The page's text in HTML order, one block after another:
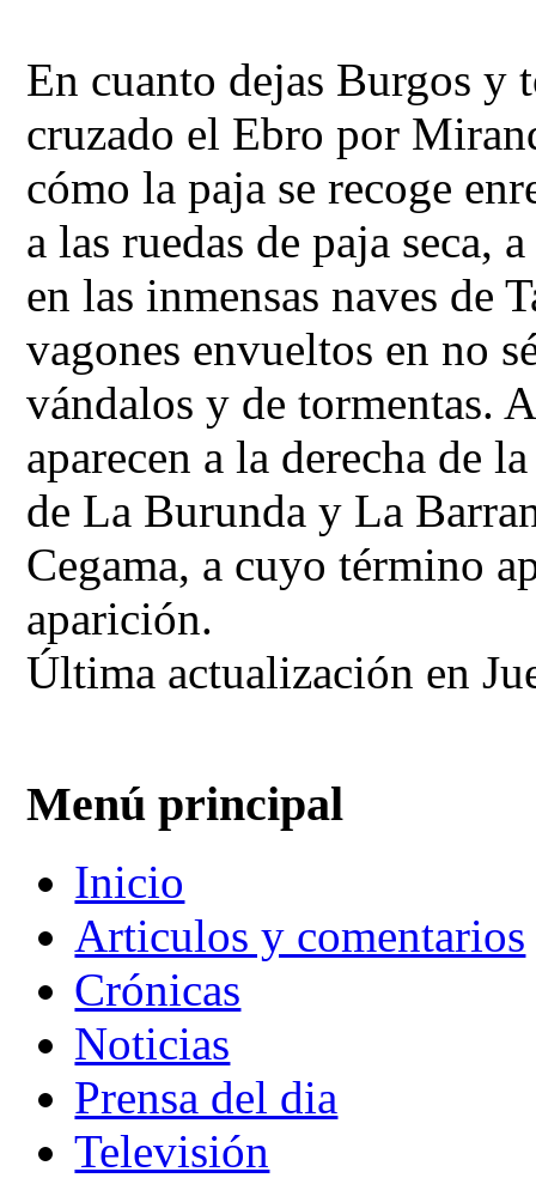
En cuanto dejas Burgos y
cruzado el Ebro por
cómo la paja se recoge
a las ruedas de paja seca,
en las inmensas naves de
vagones envueltos en no
vándalos y de tormentas.
aparecen a la derecha de
de La Burunda y La
Cegama, a cuyo término
aparición.
Última actualización en
Menú principal
Inicio
Articulos y comentarios
Crónicas
Noticias
Prensa del dia
Televisión